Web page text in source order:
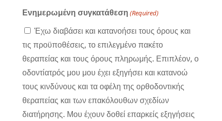
Ενημερωμένη συγκατάθεση (Required)
Έχω διαβάσει και κατανοήσει τους όρους και
τις προϋποθέσεις, το επιλεγμένο πακέτο
θεραπείας και τους όρους πληρωμής. Επιπλέον, ο
οδοντίατρός μου μου έχει εξηγήσει και κατανοώ
τους κινδύνους και τα οφέλη της ορθοδοντικής
θεραπείας και των επακόλουθων σχεδίων
διατήρησης. Μου έχουν δοθεί επαρκείς εξηγήσεις